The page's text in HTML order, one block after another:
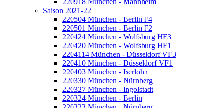
220918 München - Mannheim
Saison 2021-22
220504 München - Berlin F4
220501 München - Berlin F2
220424 München - Wolfsburg HF3
220420 München - Wolfsburg HF1
2204114 München - Düsseldorf VF3
220410 München - Düsseldorf VF1
220403 München - Iserlohn
220330 München - Nürnberg
220327 München - Ingolstadt
220324 München - Berlin